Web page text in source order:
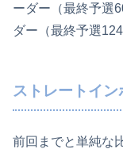
ーダー（最終予選
ダー（最終予選
ストレートイン
前回までと単純な